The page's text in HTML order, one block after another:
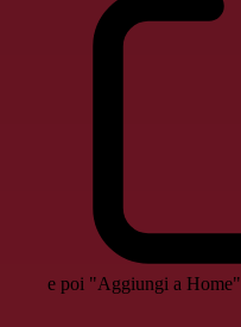
e poi "Aggiungi a Home"